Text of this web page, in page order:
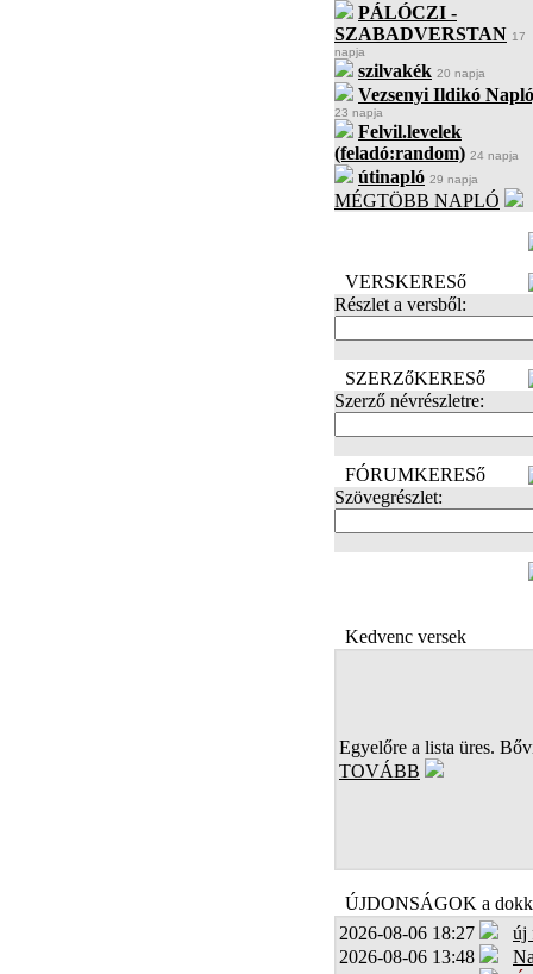
PÁLÓCZI -
SZABADVERSTAN 17
napja
szilvakék 20 napja
Vezsenyi Ildikó
23 napja
Felvil.levelek
(feladó:random) 24 napja
útinapló 29 napja
MÉGTÖBB NAPLÓ
VERSKERESő
Részlet a versből:
SZERZőKERESő
Szerző névrészletre:
FÓRUMKERESő
Szövegrészlet:
Kedvenc versek
Egyelőre a lista üres.
TOVÁBB
ÚJDONSÁGOK a
2026-08-06 18:27
új
2026-08-06 13:48